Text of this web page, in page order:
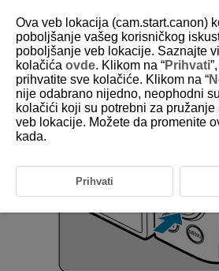
D292-024
Prebacivanje prikaza ekrana
Ova veb lokacija (cam.start.canon)
poboljšanje vašeg korisničkog
poboljšanje veb lokacije. Saznajte
kolačića ovde. Klikom na “Prihvati
prihvatite sve kolačiće. Klikom na “
nije odabrano nijedno, neophodni
kolačići koji su potrebni za
veb lokacije. Možete da promenite
kada.
Prihvati